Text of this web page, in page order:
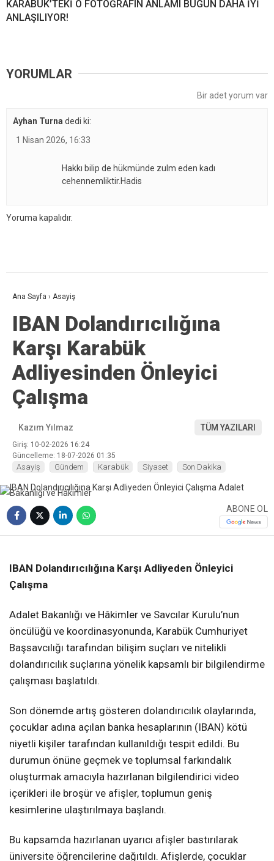
KARABÜK’TEKİ O FOTOĞRAFIN ANLAMI BUGÜN DAHA İYİ
ANLAŞILIYOR!
YORUMLAR
Bir adet yorum var
Ayhan Turna dedi ki:
1 Nisan 2026, 16:33
Hakkı bilip de hükmünde zulm eden kadı
cehennemliktir.Hadis
Yoruma kapalıdır.
Ana Sayfa › Asayiş
IBAN Dolandırıcılığına
Karşı Karabük
Adliyesinden Önleyici
Çalışma
Kazım Yılmaz TÜM YAZILARI
Giriş: 10-02-2026 16:24
Güncelleme: 18-07-2026 01:35
Asayiş Gündem Karabük Siyaset Son Dakika
ABONE OL
IBAN Dolandırıcılığına Karşı Adliyeden Önleyici
Çalışma
Adalet Bakanlığı ve Hâkimler ve Savcılar Kurulu’nun
öncülüğü ve koordinasyonunda, Karabük Cumhuriyet
Başsavcılığı tarafından bilişim suçları ve nitelikli
dolandırıcılık suçlarına yönelik kapsamlı bir bilgilendirme
çalışması başlatıldı.
Son dönemde artış gösteren dolandırıcılık olaylarında,
çocuklar adına açılan banka hesaplarının (IBAN) kötü
niyetli kişiler tarafından kullanıldığı tespit edildi. Bu
durumun önüne geçmek ve toplumsal farkındalık
oluşturmak amacıyla hazırlanan bilgilendirici video
içerikleri ile broşür ve afişler, toplumun geniş
kesimlerine ulaştırılmaya başlandı.
Bu kapsamda hazırlanan uyarıcı afişler bastırılarak
üniversite öğrencilerine dağıtıldı. Afişlerde, çocuklar